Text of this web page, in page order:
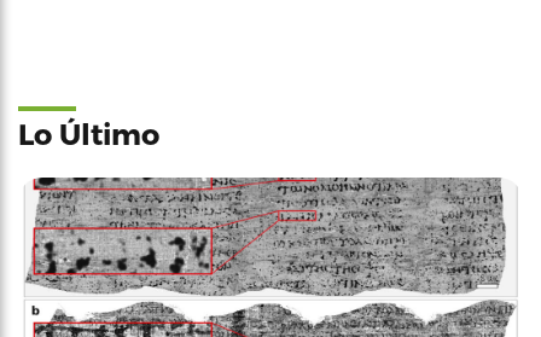
Lo Último